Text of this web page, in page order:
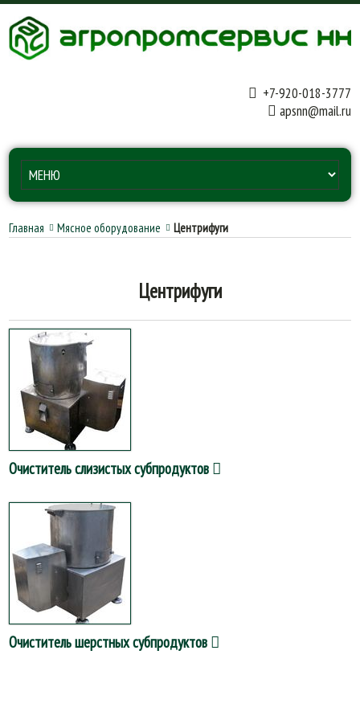
+7-920-018-3777
apsnn@mail.ru
Главная Мясное оборудование Центрифуги
Центрифуги
Очиститель слизистых субпродуктов
Очиститель шерстных субпродуктов